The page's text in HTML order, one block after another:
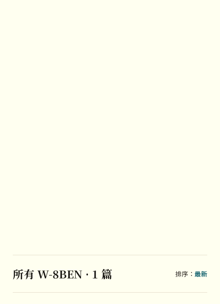
所有 W-8BEN · 1 篇 排序：最新